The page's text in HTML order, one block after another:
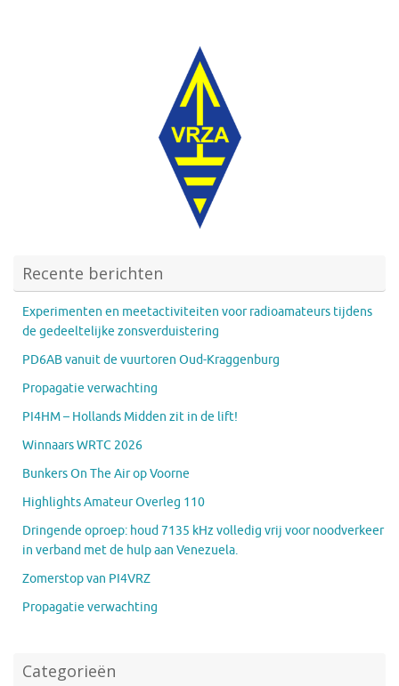
Recente berichten
Experimenten en meetactiviteiten voor radioamateurs tijdens
de gedeeltelijke zonsverduistering
PD6AB vanuit de vuurtoren Oud-Kraggenburg
Propagatie verwachting
PI4HM – Hollands Midden zit in de lift!
Winnaars WRTC 2026
Bunkers On The Air op Voorne
Highlights Amateur Overleg 110
Dringende oproep: houd 7135 kHz volledig vrij voor noodverkeer
in verband met de hulp aan Venezuela.
Zomerstop van PI4VRZ
Propagatie verwachting
Categorieën